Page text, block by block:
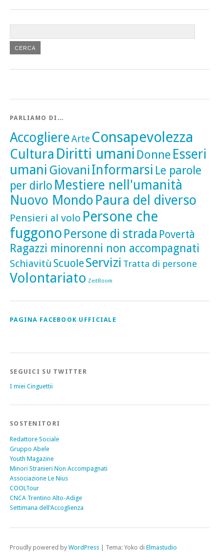
PARLIAMO DI…
AccogliereArte Consapevolezza
Cultura Diritti umani Donne Esseri
umani GiovaniInformarsi Le parole
per dirlo Mestiere nell'umanità
Nuovo Mondo Paura del diverso
Pensieri al volo Persone che
fuggono Persone di strada Povertà
Ragazzi minorenni non accompagnati
Schiavitù ScuoleServizi Tratta di persone
Volontariato ZeitRoom
PAGINA FACEBOOK UFFICIALE
SEGUICI SU TWITTER
I miei Cinguettii
SOSTENITORI
Redattore Sociale
Gruppo Abele
Youth Magazine
Minori Stranieri Non Accompagnati
Associazione Le Nius
COOLTour
CNCA Trentino Alto-Adige
Settimana dell'Accoglienza
Proudly powered by WordPress | Tema: Yoko di Elmastudio